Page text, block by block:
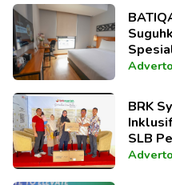
Deal
BRK
SLB